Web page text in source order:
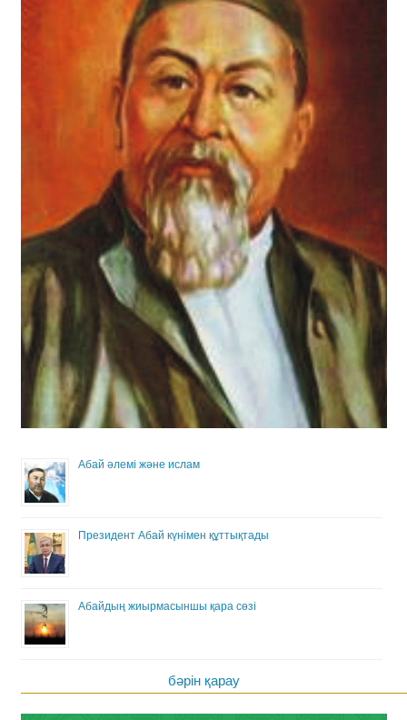
Абай әлемі және ислам
Президент Абай күнімен құттықтады
Абайдың жиырмасыншы қара сөзі
бәрін қарау